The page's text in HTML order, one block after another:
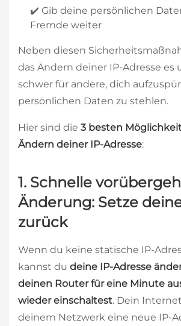
✔️ Gib deine persönlichen
Fremde weiter
Neben diesen
das Ändern deiner IP-Adresse es
schwer für andere, dich
persönlichen Daten zu stehlen.
Hier sind die 3 besten
Ändern deiner IP-Adresse:
1. Schnelle
Änderung: Setze
zurück
Wenn du keine statische IP-
kannst du deine IP-Adresse
deinen Router für eine Minute
wieder einschaltest. Dein
deinem Netzwerk eine neue IP-